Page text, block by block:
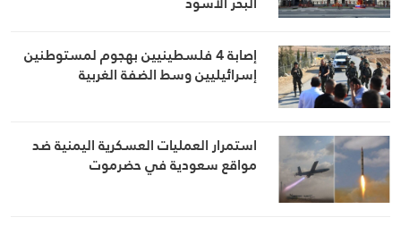
إصابة 4 فلسطينيين بهجوم لمستوطنين
إسرائيليين وسط الضفة الغربية
استمرار العمليات العسكرية اليمنية ضد
مواقع سعودية في حضرموت